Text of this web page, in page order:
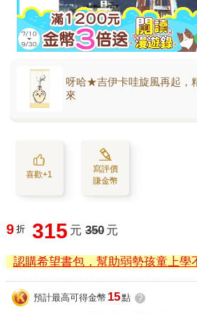
呀哈★吉伊卡哇旋風再起，
來
喜歡+1
寫評價
賺金幣
9 折 315 元 350 元
認購希望書包，幫助弱勢孩童上學
預計最高可得金幣 15點 ?